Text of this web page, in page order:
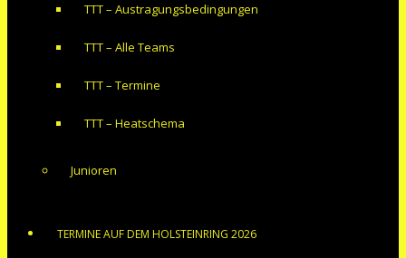
TTT – Austragungsbedingungen
TTT – Alle Teams
TTT – Termine
TTT – Heatschema
Junioren
TERMINE AUF DEM HOLSTEINRING 2026